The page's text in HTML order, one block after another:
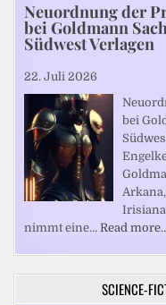
Neuordnung der
bei Goldmann
Südwest Verlagen
22. Juli 2026
bei
nimmt eine… Read
SCIENCE-